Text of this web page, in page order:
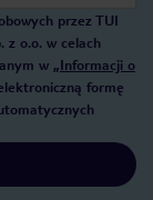
przez TUI
z o.o. w celach
w „Informacji o
formę